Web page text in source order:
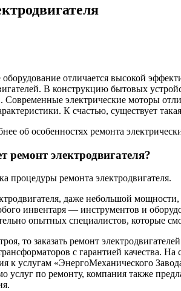
отличается высокой
В конструкцию бытовых
Современные электрические моторы
К счастью, существует
об особенностях ремонта
ремонт электродвигателя?
процедуры ремонта электродвигателя.
даже небольшой
инвентаря — инструментов и
опытных специалистов, которые
то заказать ремонт
с гарантией
услугам «ЭнергоМеханического
по ремонту, компания также